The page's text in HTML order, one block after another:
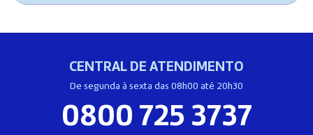
CENTRAL DE ATENDIMENTO
De segunda à sexta das 08h00 até 20h30
0800 725 3737